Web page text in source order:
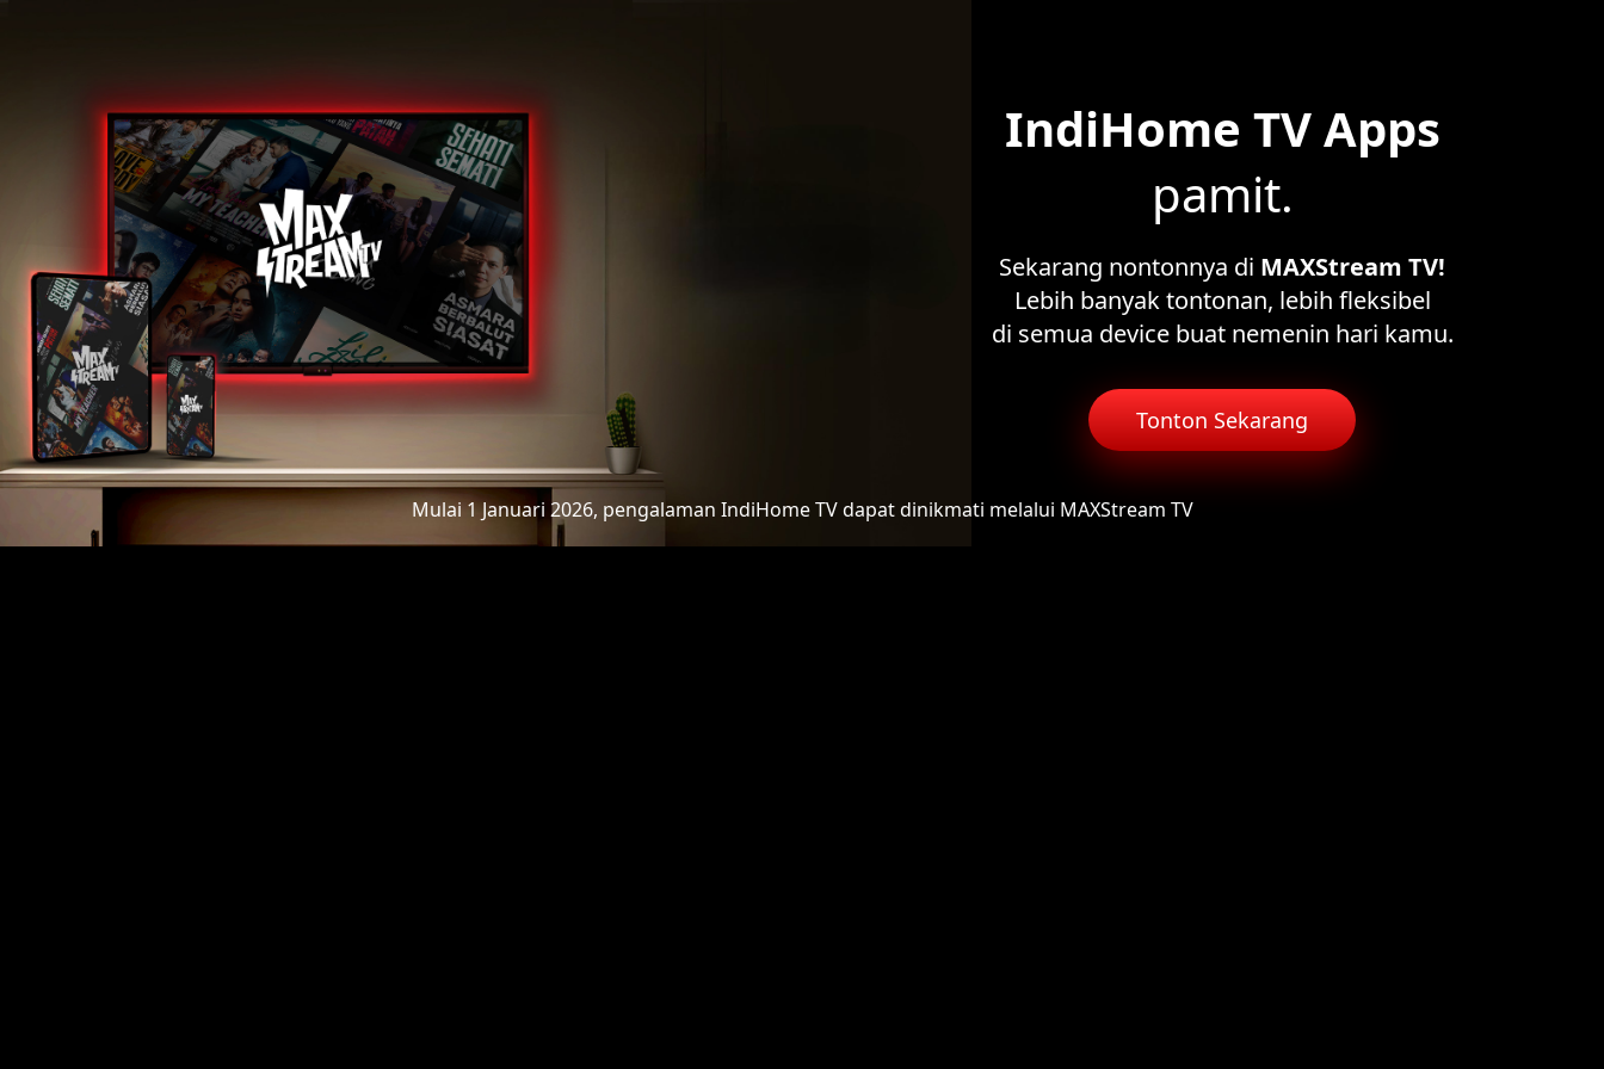
IndiHome TV Apps
pamit.
Sekarang nontonnya di MAXStream TV!
Lebih banyak tontonan, lebih fleksibel
di semua device buat nemenin hari kamu.
Tonton Sekarang
Mulai 1 Januari 2026, pengalaman IndiHome TVdapat dinikmati melalui MAXStream TV